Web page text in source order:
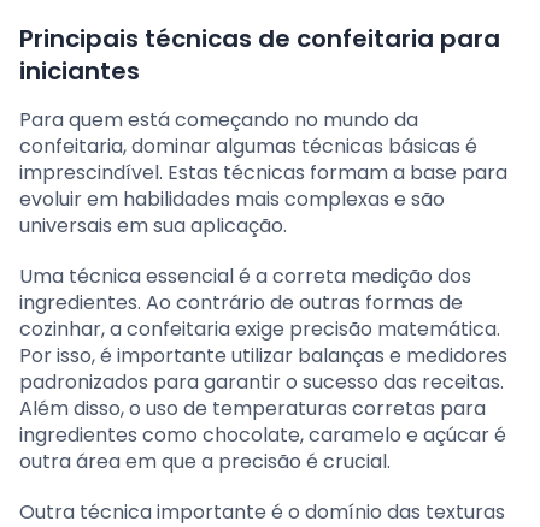
Principais técnicas de confeitaria para
iniciantes
Para quem está começando no mundo da
confeitaria, dominar algumas técnicas básicas é
imprescindível. Estas técnicas formam a base para
evoluir em habilidades mais complexas e são
universais em sua aplicação.
Uma técnica essencial é a correta medição dos
ingredientes. Ao contrário de outras formas de
cozinhar, a confeitaria exige precisão matemática.
Por isso, é importante utilizar balanças e medidores
padronizados para garantir o sucesso das receitas.
Além disso, o uso de temperaturas corretas para
ingredientes como chocolate, caramelo e açúcar é
outra área em que a precisão é crucial.
Outra técnica importante é o domínio das texturas